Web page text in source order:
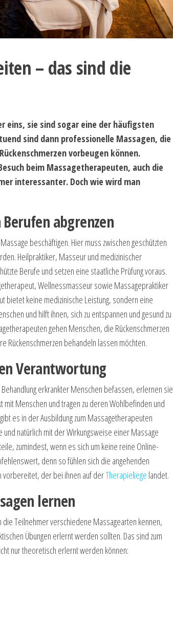
– das sind die
eins, sie sind sogar eine der häufigsten
sind dann professionelle Massagen, die
vorbeugen können.
beim Massagetherapeuten, auch die
interessanter. Doch wie wird man
abgrenzen
beschäftigen. Hier muss zwischen geschützten
Heilpraktiker, Masseur und medizinischer
Berufe und setzen eine staatliche Prüfung voraus.
Wellnessmasseur sowie Massagepraktiker
bietet keine medizinische Leistung, sondern eine
und hilft ihnen, sich zu entspannen und gesund zu
gehen Menschen, die Rückenschmerzen
Rückenschmerzen behandeln lassen möchten.
Verantwortung
erkrankter Menschen befassen, erlernen sie
Menschen und tragen zu deren Wohlbefinden und
es in der Ausbildung zum Massagetherapeuten
natürlich mit der Wirkungsweise einer Massage
zumindest, wenn es sich um keine reine Online-
denn so fühlen sich die angehenden
vorbereitet, der bei ihnen auf derTherapieliege landet.
lernen
Teilnehmer verschiedene Massagearten kennen,
Übungen erlernt werden sollten. Das sind zum
nur theoretisch erlernt werden können: